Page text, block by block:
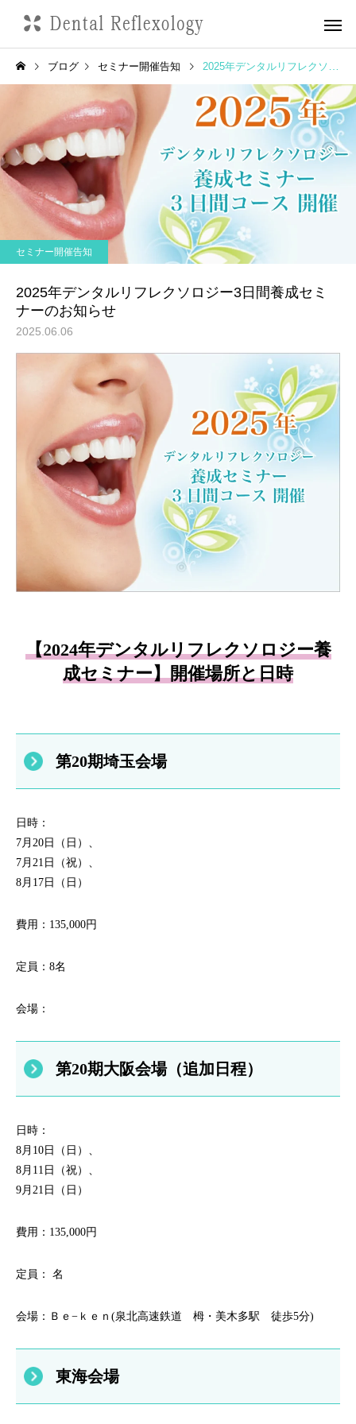
ブログ セミナー開催告知 2025年デンタルリフレクソロジー3日間養成セミナーのお知らせ
セミナー開催告知
2025年デンタルリフレクソロジー3日間養成セミ
ナーのお知らせ
2025.06.06
【2024年デンタルリフレクソロジー養
成セミナー】開催場所と日時
第20期埼玉会場
日時：
7月20日（日）、
7月21日（祝）、
8月17日（日）
費用：135,000円
定員：8名
会場：
第20期大阪会場（追加日程）
日時：
8月10日（日）、
8月11日（祝）、
9月21日（日）
費用：135,000円
定員： 名
会場：Ｂｅ−ｋｅｎ(泉北高速鉄道 栂・美木多駅 徒歩5分)
東海会場